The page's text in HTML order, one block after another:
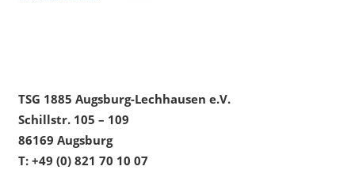
TSG 1885 Augsburg-Lechhausen e.V.
Schillstr. 105 – 109
86169 Augsburg
T: +49 (0) 821 70 10 07